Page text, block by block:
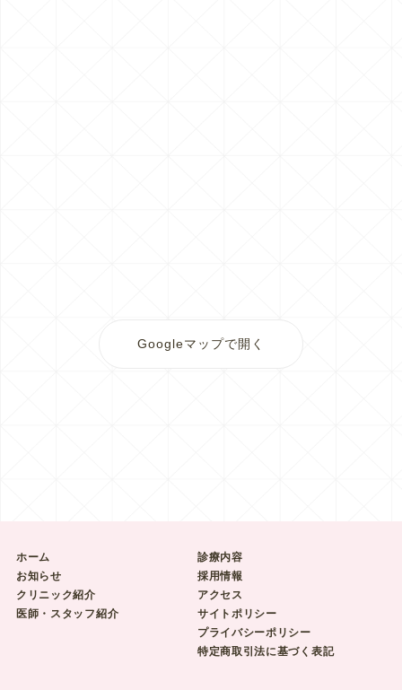
Googleマップで開く
ホーム
お知らせ
クリニック紹介
医師・スタッフ紹介
診療内容
採用情報
アクセス
サイトポリシー
プライバシーポリシー
特定商取引法に基づく表記